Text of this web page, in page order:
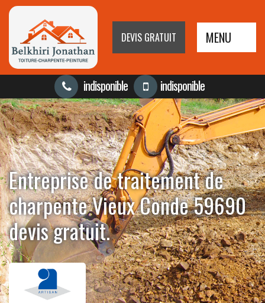
DEVIS GRATUIT MENU
indisponible indisponible
Entreprise de traitement de
charpente Vieux Conde 59690
devis gratuit.